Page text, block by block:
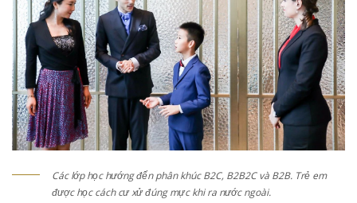
Các lớp học hướng đến phân khúc B2C, B2B2C và B2B. Trẻ em
được học cách cư xử đúng mực khi ra nước ngoài.